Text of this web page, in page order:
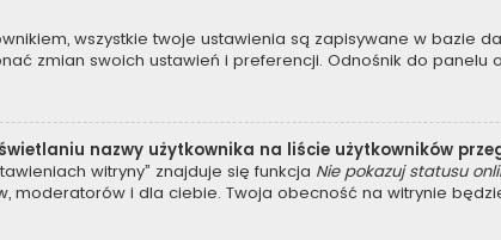
wszystkie twoje ustawienia są zapisywane w bazie
zmian swoich ustawień i preferencji. Odnośnik do panelu
nazwy użytkownika na liście użytkowników
witryny” znajduje się funkcja Nie pokazuj statusu
moderatorów i dla ciebie. Twoja obecność na witrynie